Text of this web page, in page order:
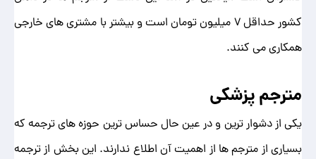
کشور حداقل 7 میلیون تومان است و بیشتر با مشتری های خارجی
همکاری می کنند.
مترجم پزشکی
یکی از دشوار ترین و در عین حال حساس ترین حوزه های ترجمه که
بسیاری از مترجم ها از اهمیت آن اطلاع ندارند. این بخش از ترجمه